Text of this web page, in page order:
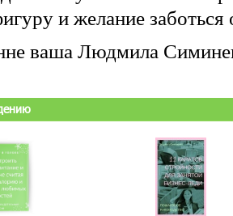
и желание заботься
ваша Людмила